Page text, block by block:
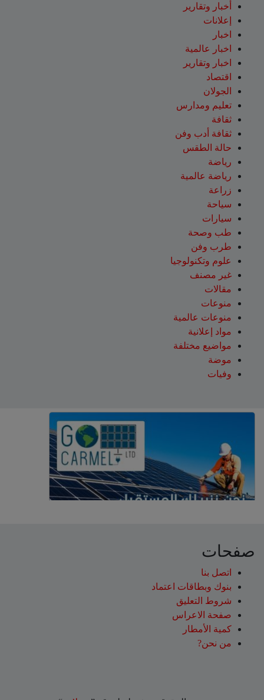
أخبار وتقارير
إعلانات
اخبار
اخبار عالمية
اخبار وتقارير
اقتصاد
الجولان
تعليم ومدارس
ثقافة
ثقافة أدب وفن
حالة الطقس
رياضة
رياضة عالمية
زراعة
سياحة
سيارات
طب وصحة
طرب وفن
علوم وتكنولوجيا
غير مصنف
مقالات
منوعات
منوعات عالمية
مواد إعلانية
مواضيع مختلفة
موضة
وفيات
صفحات
اتصل بنا
بنوك وبطاقات اعتماد
شروط التعليق‎
صفحة الاعراس
كمية الأمطار
من نحن?